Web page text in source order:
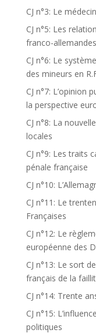
CJ n°3: Le
CJ n°5: Les
franco-allemandes
CJ n°6: Le
des mineurs en
CJ n°7: L’opinion
la perspective
CJ n°8: La
locales
CJ n°9: Les traits
pénale française
CJ n°10:
CJ n°11: Le
Françaises
CJ n°12: Le
européenne des
CJ n°13: Le sort
français de la
CJ n°14: Trente
CJ n°15:
politiques